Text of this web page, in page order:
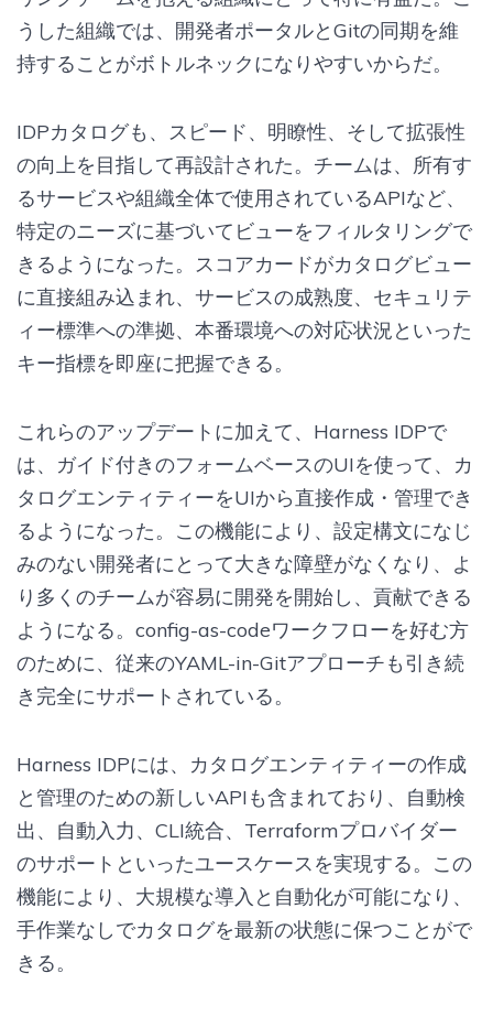
うした組織では、開発者ポータルとGitの同期を維
持することがボトルネックになりやすいからだ。
IDPカタログも、スピード、明瞭性、そして拡張性
の向上を目指して再設計された。チームは、所有す
るサービスや組織全体で使用されているAPIなど、
特定のニーズに基づいてビューをフィルタリングで
きるようになった。スコアカードがカタログビュー
に直接組み込まれ、サービスの成熟度、セキュリテ
ィー標準への準拠、本番環境への対応状況といった
キー指標を即座に把握できる。
これらのアップデートに加えて、Harness IDPで
は、ガイド付きのフォームベースのUIを使って、カ
タログエンティティーをUIから直接作成・管理でき
るようになった。この機能により、設定構文になじ
みのない開発者にとって大きな障壁がなくなり、よ
り多くのチームが容易に開発を開始し、貢献できる
ようになる。config-as-codeワークフローを好む方
のために、従来のYAML-in-Gitアプローチも引き続
き完全にサポートされている。
Harness IDPには、カタログエンティティーの作成
と管理のための新しいAPIも含まれており、自動検
出、自動入力、CLI統合、Terraformプロバイダー
のサポートといったユースケースを実現する。この
機能により、大規模な導入と自動化が可能になり、
手作業なしでカタログを最新の状態に保つことがで
きる。